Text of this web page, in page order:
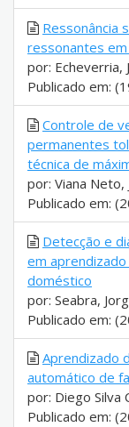
Ressonância
ressonantes
por: Echeverria,
Publicado em:
Controle de
permanentes
técnica de
por: Viana Neto,
Publicado em:
Detecção e
em
doméstico
por: Seabra,
Publicado em:
Aprendizado
automático de
por: Diego Silva
Publicado em: